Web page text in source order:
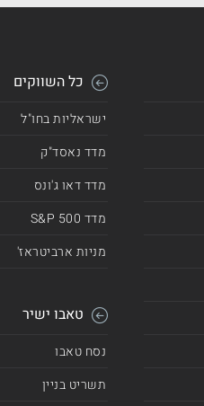
כל השווקים
ישראליות בחו"ל
מדד נאסד"ק
מדד דאו ג'ונס
מדד 500 S&P
מניות ארביטראז'
טאבו ישיר
נסח טאבו
תשריט בניין